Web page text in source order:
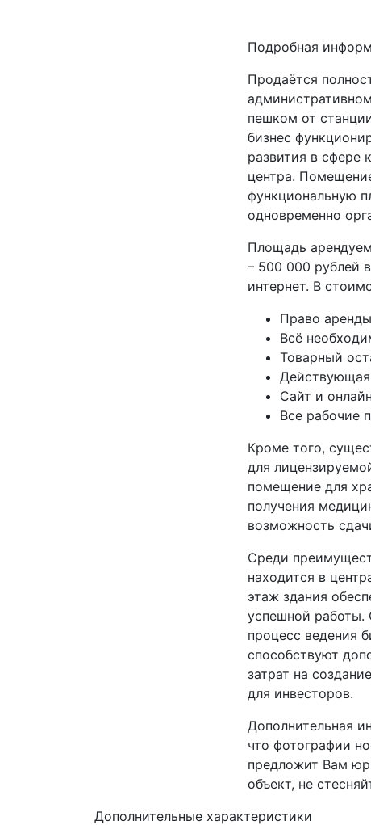
Подробная
Продаётся
пешком от
бизнес
развития в сфере
центра.
функциональную
одновременно
Площадь
– 500 000 рублей
интернет. В
Право
Всё
Товарный
Действующая
Сайт и
Все рабочие
Кроме того,
для
помещение для
получения
возможность
Среди
находится в
этаж здания
успешной работы.
процесс ведения
способствуют
затрат на
для инвесторов.
Дополнительная
что фотографии
предложит Вам
объект, не
Дополнительные характеристики